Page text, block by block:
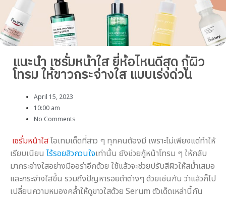
แนะนำ เซรั่มหน้าใส ยี่ห้อไหนดีสุด กู้ผิว
โทรม ให้ขาวกระจ่างใส แบบเร่งด่วน
April 15, 2023
10:00 am
No Comments
เซรั่มหน้าใสไอเทมเด็ดที่สาว ๆ ทุกคนต้องมี เพราะไม่เพียงแต่ทำให้
เรียบเนียน ไร้รอยสิวกวนใจเท่านั้น ยังช่วยกู้หน้าโทรม ๆ ให้กลับ
มากระจ่างใสอย่างมีออร่าอีกด้วย ใช้แล้วจะช่วยปรับสีผิวให้สม่ำเสมอ
และกระจ่างใสขึ้น รวมถึงปัญหารอยดำต่างๆ ด้วยเช่นกัน ว่าแล้วก็ไป
เปลี่ยนความหมองคล้ำให้ดูขาวใสด้วย Serum ตัวเด็ดเหล่านี้กัน